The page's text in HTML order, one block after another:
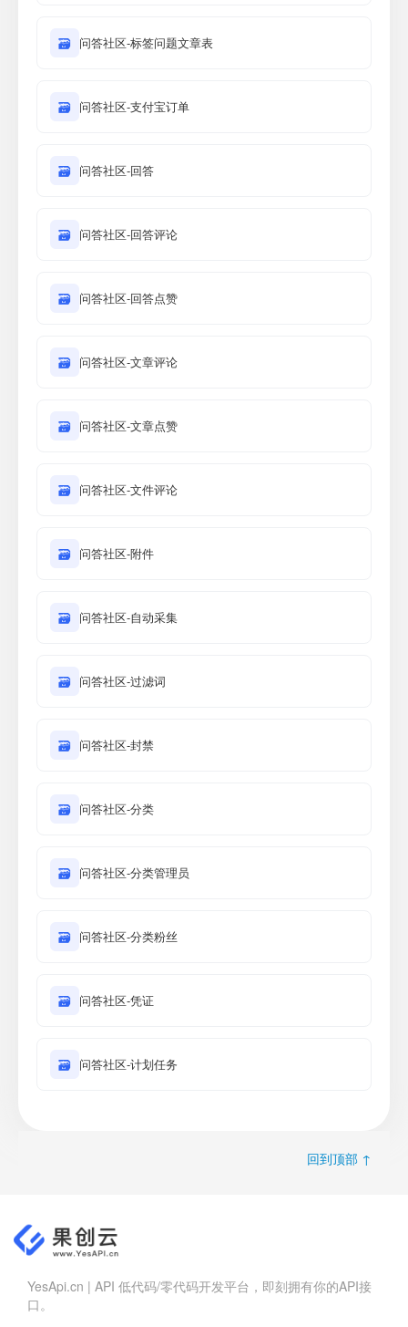
🗃 问答社区-标签问题文章表
🗃 问答社区-支付宝订单
🗃 问答社区-回答
🗃 问答社区-回答评论
🗃 问答社区-回答点赞
🗃 问答社区-文章评论
🗃 问答社区-文章点赞
🗃 问答社区-文件评论
🗃 问答社区-附件
🗃 问答社区-自动采集
🗃 问答社区-过滤词
🗃 问答社区-封禁
🗃 问答社区-分类
🗃 问答社区-分类管理员
🗃 问答社区-分类粉丝
🗃 问答社区-凭证
🗃 问答社区-计划任务
回到顶部 ↑
YesApi.cn | API 低代码/零代码开发平台，即刻拥有你的API接
口。